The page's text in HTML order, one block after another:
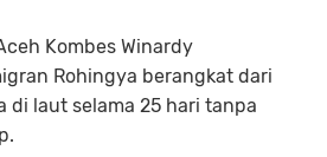
Kombes Winardy
Rohingya berangkat dari
di laut selama 25 hari tanpa